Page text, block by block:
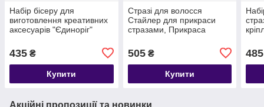
Набір бісеру для
виготовлення креативних
аксесуарів "Єдиноріг"
435 ₴
Купити
Стразі для волосся
Стайлер для прикраси
стразами, Прикраса
505₴
Купити
485
Акційні пропозиції та новинки